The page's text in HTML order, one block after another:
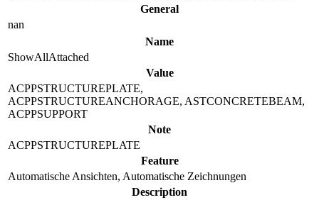
General
nan
Name
ShowAllAttached
Value
ACPPSTRUCTUREPLATE,
ACPPSTRUCTUREANCHORAGE, ASTCONCRETEBEAM,
ACPPSUPPORT
Note
ACPPSTRUCTUREPLATE
Feature
Automatische Ansichten, Automatische Zeichnungen
Description